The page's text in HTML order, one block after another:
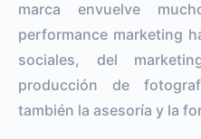
marca envuelve
performance marketing
sociales, del
producción de
también la asesoría y la